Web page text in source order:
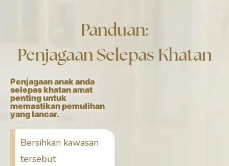
Panduan:
Penjagaan Selepas Khatan
Penjagaan anak anda
selepas khatan amat
penting untuk
memastikan pemulihan
yang lancar.
Bersihkan kawasan
tersebut